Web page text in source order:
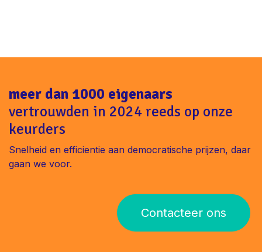
meer dan 1000 eigenaars
vertrouwden in 2024 reeds op onze
keurders
Snelheid en efficientie aan democratische prijzen, daar
gaan we voor.
Contacteer ons